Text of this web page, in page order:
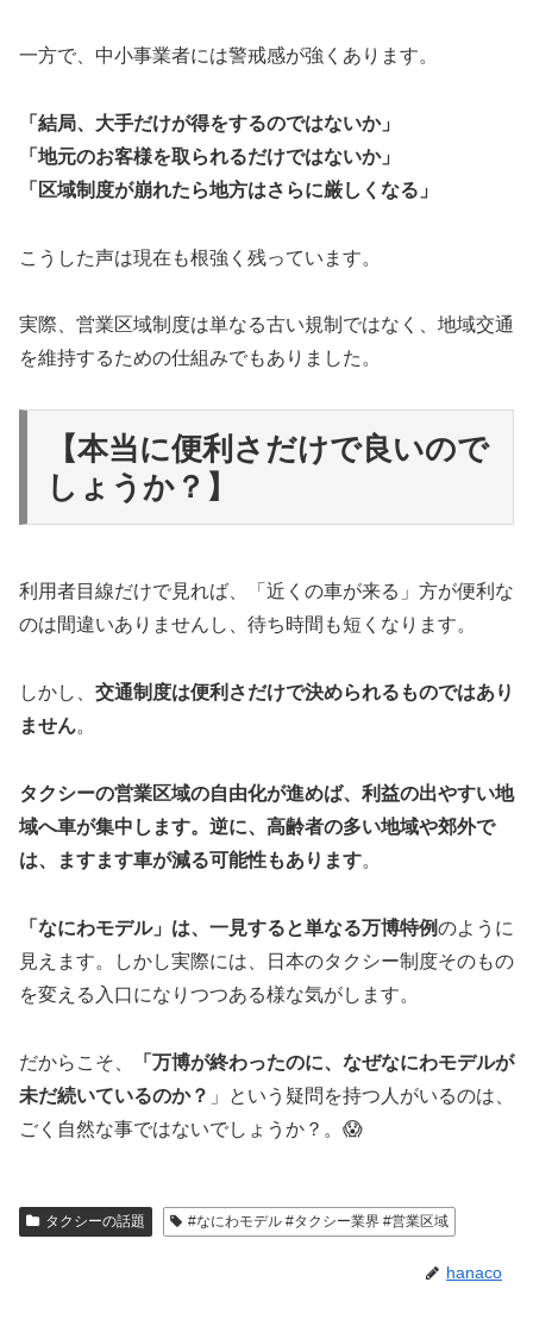
一方で、中小事業者には警戒感が強くあります。
「結局、大手だけが得をするのではないか」
「地元のお客様を取られるだけではないか」
「区域制度が崩れたら地方はさらに厳しくなる」
こうした声は現在も根強く残っています。
実際、営業区域制度は単なる古い規制ではなく、地域交通
を維持するための仕組みでもありました。
【本当に便利さだけで良いので
しょうか？】
利用者目線だけで見れば、「近くの車が来る」方が便利な
のは間違いありませんし、待ち時間も短くなります。
しかし、 交通制度は便利さだけで決められるものではあり
ません。
タクシーの営業区域の自由化が進めば、利益の出やすい地
域へ車が集中します。逆に、高齢者の多い地域や郊外で
は、ますます車が減る可能性もあります。
「なにわモデル」は、一見すると単なる万博特例のように
見えます。しかし実際には、日本のタクシー制度そのもの
を変える入口になりつつある様な気がします。
だからこそ、
「万博が終わったのに、なぜなにわモデルが
未だ続いているのか？ 」という疑問を持つ人がいるのは、
ごく自然な事ではないでしょうか？。😱
タクシーの話題 #なにわモデル #タクシー業界 #営業区域
hanaco